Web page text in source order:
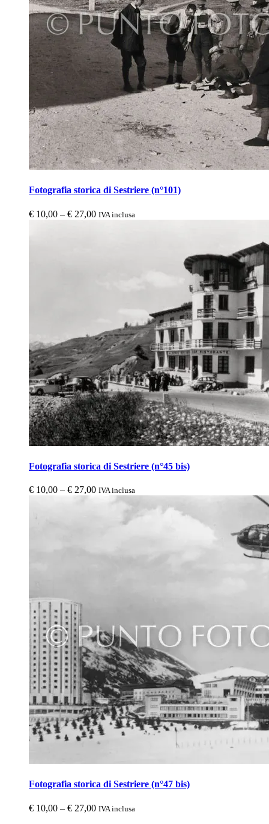
Fotografia storica di Sestriere (n°101)
€ 10,00 – € 27,00 IVA inclusa
Fotografia storica di Sestriere (n°45 bis)
€ 10,00 – € 27,00 IVA inclusa
Fotografia storica di Sestriere (n°47 bis)
€ 10,00 – € 27,00 IVA inclusa